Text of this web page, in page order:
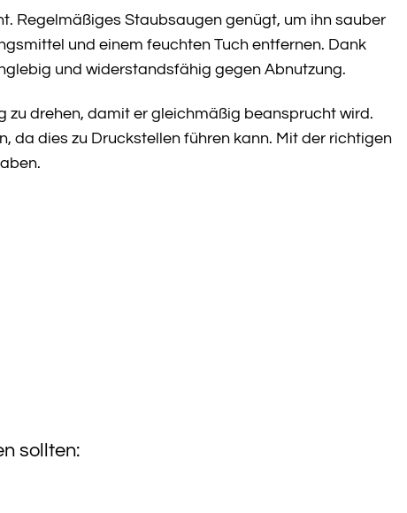
Regelmäßiges Staubsaugen genügt, um ihn sauber
und einem feuchten Tuch entfernen. Dank
und widerstandsfähig gegen Abnutzung.
zu drehen, damit er gleichmäßig beansprucht wird.
da dies zu Druckstellen führen kann. Mit der richtigen
sollten: